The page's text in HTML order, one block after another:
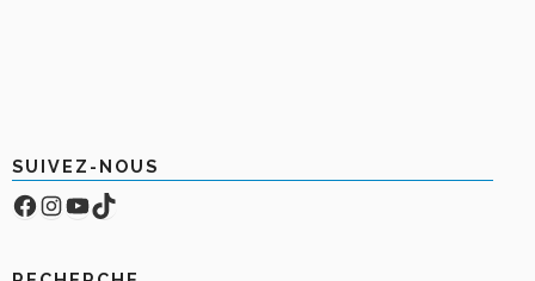
SUIVEZ-NOUS
Facebook
Compte Instagram
YouTube
TikTok